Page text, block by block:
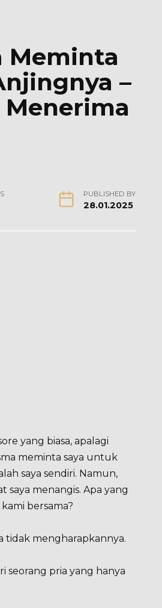
Meminta
–
Menerima
PUBLISHED BY
28.01.2025
yang biasa, apalagi
meminta saya untuk
saya sendiri. Namun,
menangis. Apa yang
bersama?
tidak mengharapkannya.
seorang pria yang hanya